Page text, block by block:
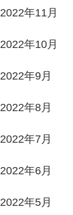
2022年11月
2022年10月
2022年9月
2022年8月
2022年7月
2022年6月
2022年5月